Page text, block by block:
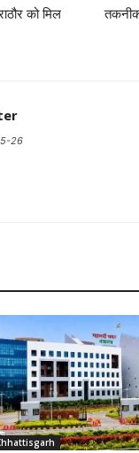
को मिल
26